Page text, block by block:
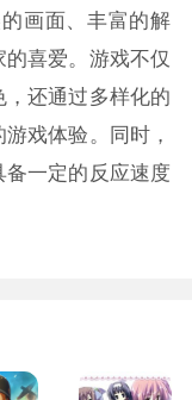
画面、丰富的解
喜爱。游戏不仅
还通过多样化的
戏体验。同时，
一定的反应速度